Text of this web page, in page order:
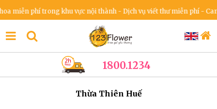
phí trong khu vực nội thành - Dịch vụ viết thư miễn phí - Cam kết
1800.1234
Thừa Thiên Huế